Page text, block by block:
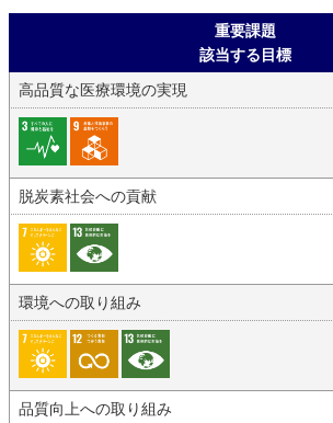
重要課題
該当する目標
高品質な医療環境の実現
脱炭素社会への貢献
環境への取り組み
品質向上への取り組み